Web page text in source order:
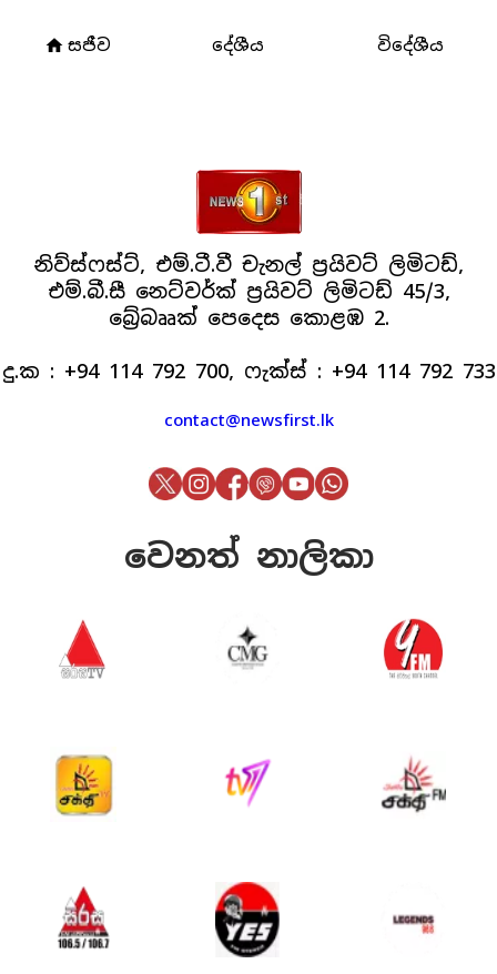
නිව්ස්ෆස්ට්, එම්.ටී.වී චැනල් ප්‍රයිවට් ලිමිටඩ්,
එම්.බී.සී නෙට්වර්ක් ප්‍රයිවට් ලිමිටඩ් 45/3,
බ්‍රේබෲක් පෙදෙස කොළඹ 2.
දු.ක : +94 114 792 700, ෆැක්ස් : +94 114 792 733
contact@newsfirst.lk
home සජීව දේශීය විදේශීය
වෙනත් නාලිකා